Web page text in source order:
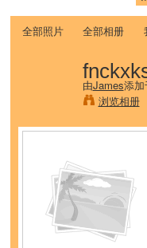
全部照片 全部相册
由James添
浏览相册